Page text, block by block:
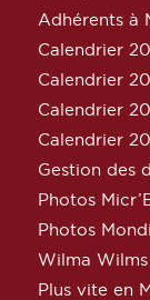
Adhérents à
Calendrier
Calendrier
Calendrier
Calendrier
Gestion des
Photos
Photos
Wilma Wilms
Plus vite en